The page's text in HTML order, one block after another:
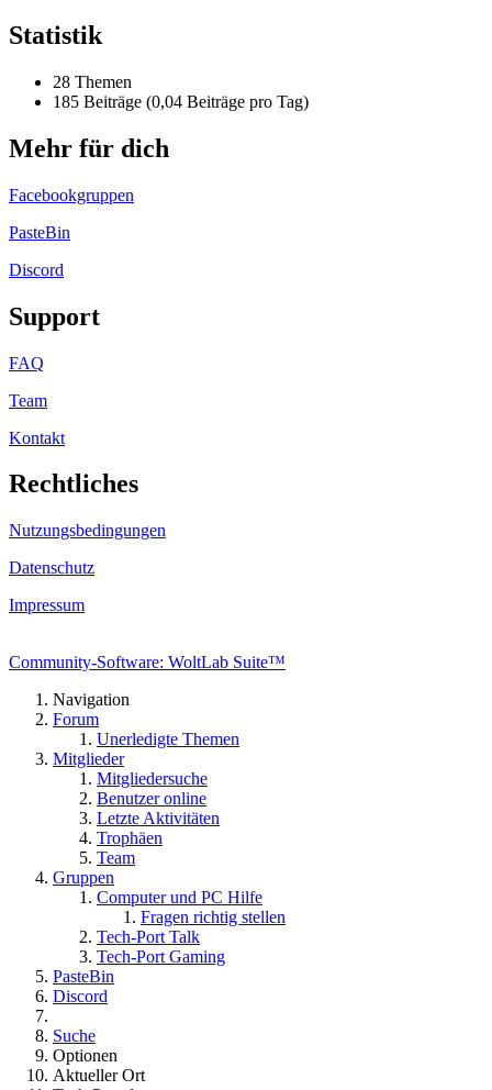
Statistik
28 Themen
185 Beiträge (0,04 Beiträge pro Tag)
Mehr für dich
Facebookgruppen
PasteBin
Discord
Support
FAQ
Team
Kontakt
Rechtliches
Nutzungsbedingungen
Datenschutz
Impressum
Community-Software: WoltLab Suite™
Navigation
Forum
Unerledigte Themen
Mitglieder
Mitgliedersuche
Benutzer online
Letzte Aktivitäten
Trophäen
Team
Gruppen
Computer und PC Hilfe
Fragen richtig stellen
Tech-Port Talk
Tech-Port Gaming
PasteBin
Discord
Suche
Optionen
Aktueller Ort